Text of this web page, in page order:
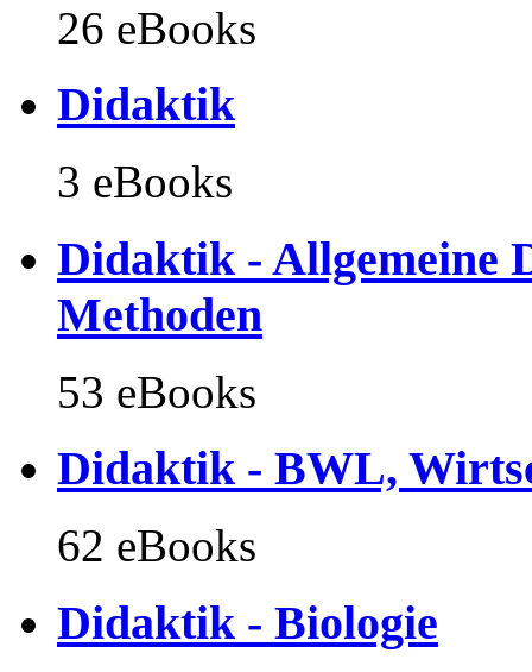
26 eBooks
Didaktik
3 eBooks
Didaktik - Allgemeine
Methoden
53 eBooks
Didaktik - BWL,
62 eBooks
Didaktik - Biologie